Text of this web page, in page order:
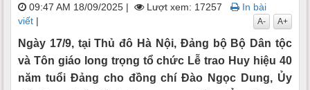
09:47 AM 18/09/2025 | Lượt xem: 17257
In bài
viết | A+
A-
Ngày 17/9, tại Thủ đô Hà Nội, Đảng bộ Bộ Dân tộc
và Tôn giáo long trọng tổ chức Lễ trao Huy hiệu 40
năm tuổi Đảng cho đồng chí Đào Ngọc Dung, Ủy